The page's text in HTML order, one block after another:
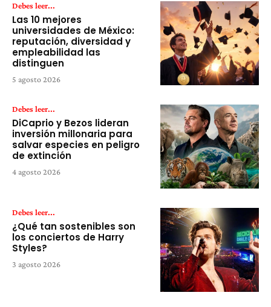
Debes leer...
Las 10 mejores
universidades de México:
reputación, diversidad y
empleabilidad las
distinguen
5 agosto 2026
Debes leer...
DiCaprio y Bezos lideran
inversión millonaria para
salvar especies en peligro
de extinción
4 agosto 2026
Debes leer...
¿Qué tan sostenibles son
los conciertos de Harry
Styles?
3 agosto 2026